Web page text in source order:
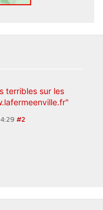
terribles sur les
#2